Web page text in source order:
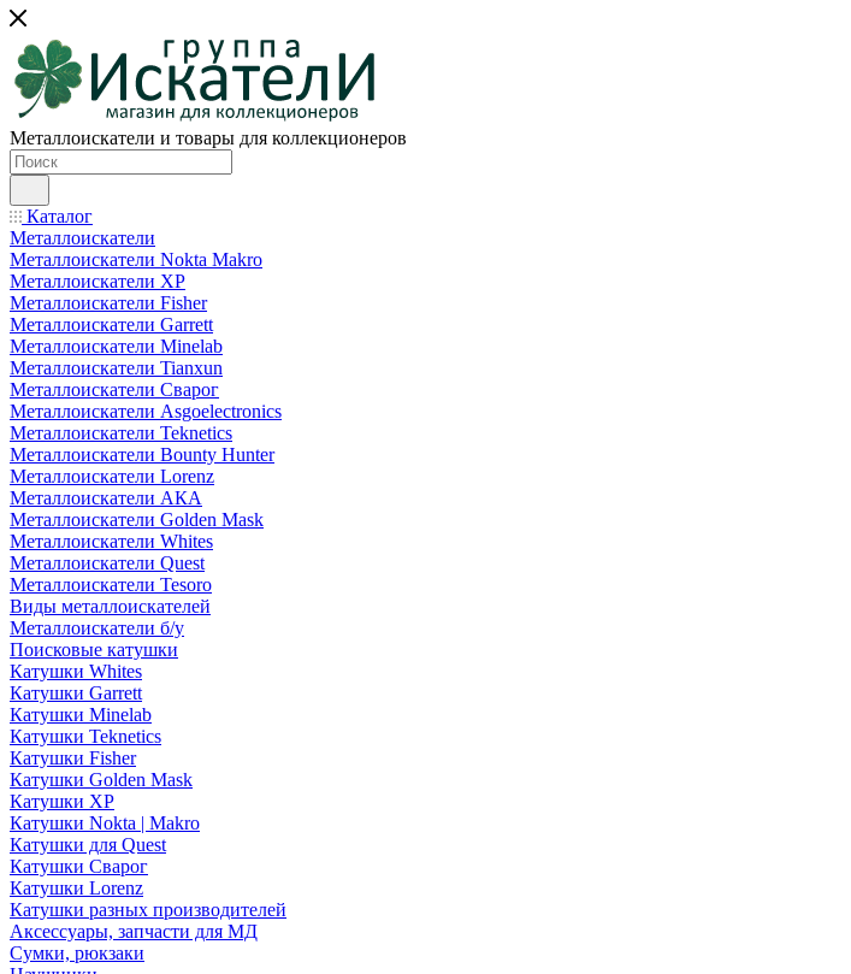
Металлоискатели и товары для коллекционеров
Каталог
Металлоискатели
Металлоискатели Nokta Makro
Металлоискатели XP
Металлоискатели Fisher
Металлоискатели Garrett
Металлоискатели Minelab
Металлоискатели Tianxun
Металлоискатели Сварог
Металлоискатели Asgoelectronics
Металлоискатели Teknetics
Металлоискатели Bounty Hunter
Металлоискатели Lorenz
Металлоискатели АКА
Металлоискатели Golden Mask
Металлоискатели Whites
Металлоискатели Quest
Металлоискатели Tesoro
Виды металлоискателей
Металлоискатели б/у
Поисковые катушки
Катушки Whites
Катушки Garrett
Катушки Minelab
Катушки Teknetics
Катушки Fisher
Катушки Golden Mask
Катушки XP
Катушки Nokta | Makro
Катушки для Quest
Катушки Сварог
Катушки Lorenz
Катушки разных производителей
Аксессуары, запчасти для МД
Сумки, рюкзаки